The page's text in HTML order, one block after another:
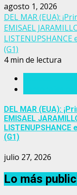
agosto 1, 2026
DEL MAR (EUA):
EMISAEL
LISTENUPSHANCE
(G1)
4 min de lectura
DEL MAR (EUA):
EMISAEL
LISTENUPSHANCE
(G1)
julio 27, 2026
Lo más